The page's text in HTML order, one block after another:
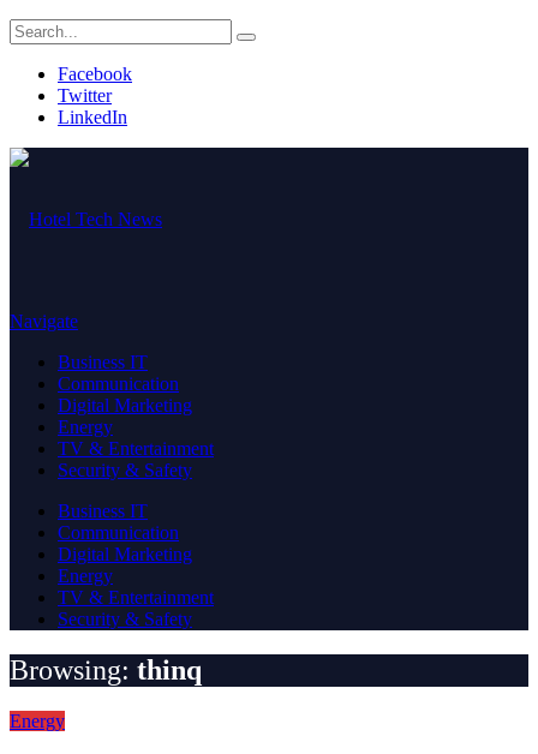
Facebook
Twitter
LinkedIn
Navigate
Business IT
Communication
Digital Marketing
Energy
TV & Entertainment
Security & Safety
Business IT
Communication
Digital Marketing
Energy
TV & Entertainment
Security & Safety
Browsing: thinq
Energy